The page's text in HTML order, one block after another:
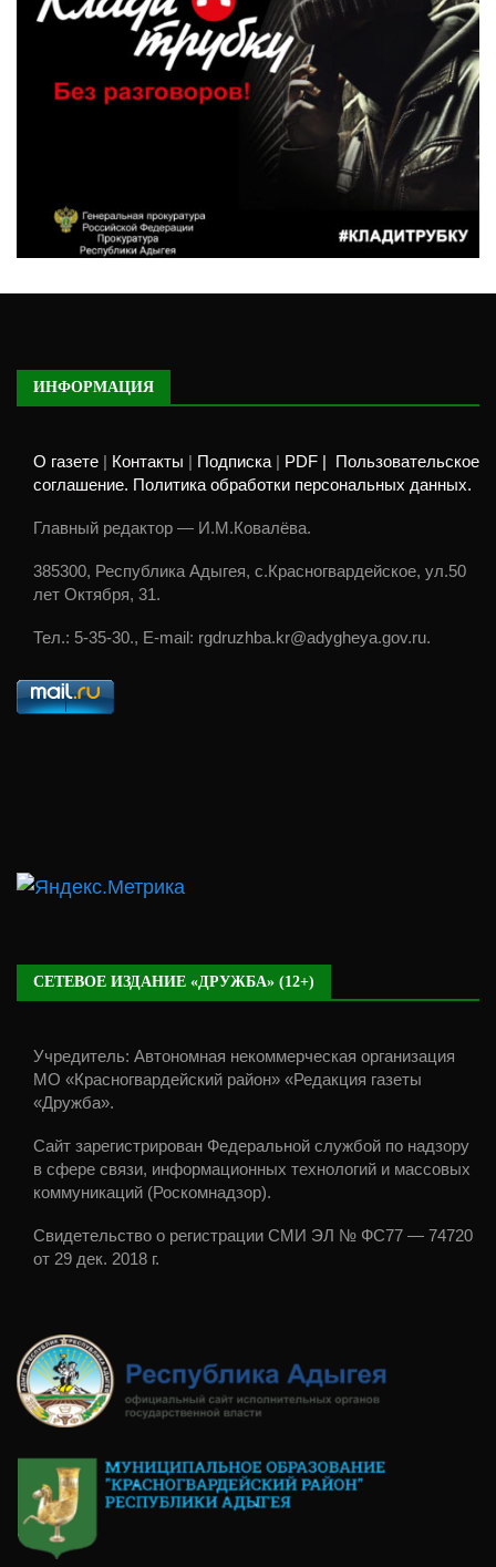
ИНФОРМАЦИЯ
О газете Контакты Подписка PDF |
Пользовательское
соглашение. Политика обработки персональных данных.
Главный редактор — И.М.Ковалёва.
385300, Республика Адыгея, с.Красногвардейское, ул.50
лет Октября, 31.
Тел.: 5-35-30., E-mail: rgdruzhba.kr@adygheya.gov.ru.
СЕТЕВОЕ ИЗДАНИЕ «ДРУЖБА» (12+)
Учредитель: Автономная некоммерческая организация
МО «Красногвардейский район» «Редакция газеты
«Дружба».
Сайт зарегистрирован Федеральной службой по надзору
в сфере связи, информационных технологий и массовых
коммуникаций (Роскомнадзор).
Свидетельство о регистрации СМИ ЭЛ № ФС77 — 74720
от 29 дек. 2018 г.